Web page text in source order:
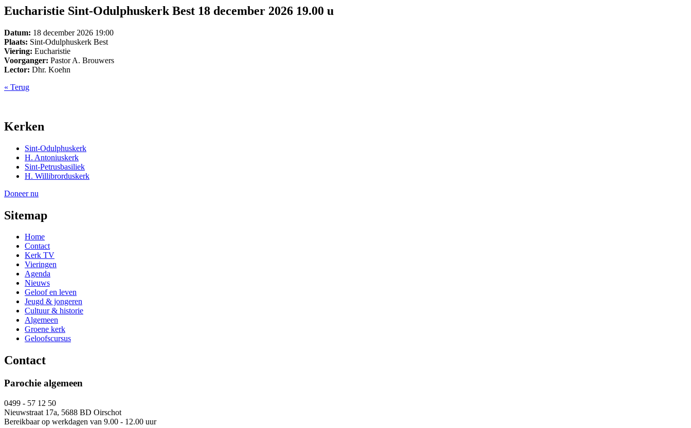
Eucharistie Sint-Odulphuskerk Best 18 december 2026 19.00 u
Datum: 18 december 2026 19:00
Plaats: Sint-Odulphuskerk Best
Viering: Eucharistie
Voorganger: Pastor A. Brouwers
Lector: Dhr. Koehn
« Terug
Kerken
Sint-Odulphuskerk
H. Antoniuskerk
Sint-Petrusbasiliek
H. Willibrorduskerk
Doneer nu
Sitemap
Home
Contact
Kerk TV
Vieringen
Agenda
Nieuws
Geloof en leven
Jeugd & jongeren
Cultuur & historie
Algemeen
Groene kerk
Geloofscursus
Contact
Parochie algemeen
0499 - 57 12 50
Nieuwstraat 17a, 5688 BD Oirschot
Bereikbaar op werkdagen van 9.00 - 12.00 uur